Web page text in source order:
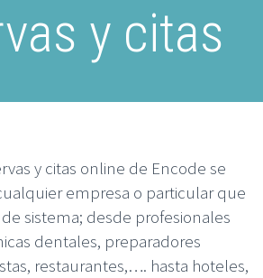
y citas
y citas online de Encode se
empresa o particular que
sistema; desde profesionales
dentales, preparadores
restaurantes,…. hasta hoteles,